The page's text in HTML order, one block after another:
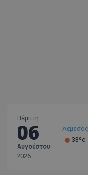
Πέμπτη
06
Αυγούστου
2026
Λεμεσός
33ºc